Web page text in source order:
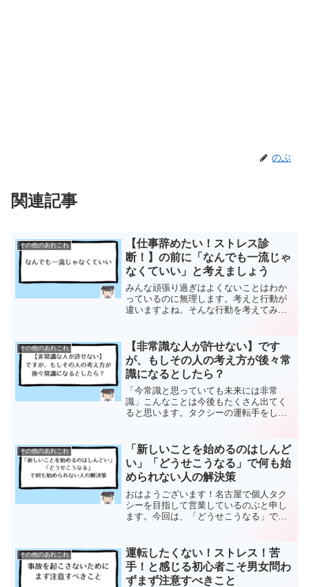
のぶ
関連記事
その他のあれこれ
【仕事辞めたい！ストレス診
断！】の前に「なんでも一流じゃ
なくていい」と考えましょう
みんな頑張り過ぎはよくないことはわか
っているのに無理します。考えと行動が
違いますよね。そんな行動を考えてみま
その他のあれこれ
【非常識な人が許せない】です
が、もしその人の考え方が後々常
識になるとしたら？
「今常識と思っていても未来には非常
識」こんなことは今後もたくさん出てく
ると思います。タクシーの運転手をして
できます。そしてその類で「なるほど」
と感じるお話しに共通して感じること
は、そのことについて考えて考えて考え
抜いたお話し。ということ。
その他のあれこれ
「新しいことを始めるのはしんど
い」「どうせこうなる」で何も始
められない人の解決策
おはようございます！名古屋で個人タク
シーを目指して営業しているのぶと申し
ます。今回は、「どうせこうなる」で何
るあることをひらめいた時、行動に移す
前に頭の中でいろいろ...
その他のあれこれ
運転したくない！ストレス！苦
手！と感じる初心者こそ男女問わ
ずまず注意すべきこと